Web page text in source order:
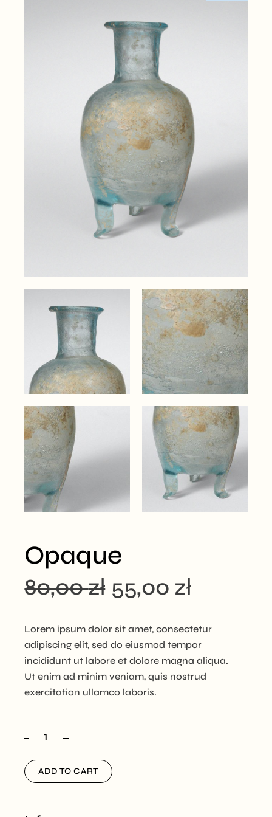
Opaque
80,00zł 55,00 zł
Lorem ipsum dolor sit amet, consectetur
adipiscing elit, sed do eiusmod tempor
incididunt ut labore et dolore magna aliqua.
Ut enim ad minim veniam, quis nostrud
exercitation ullamco laboris.
ADD TO CART